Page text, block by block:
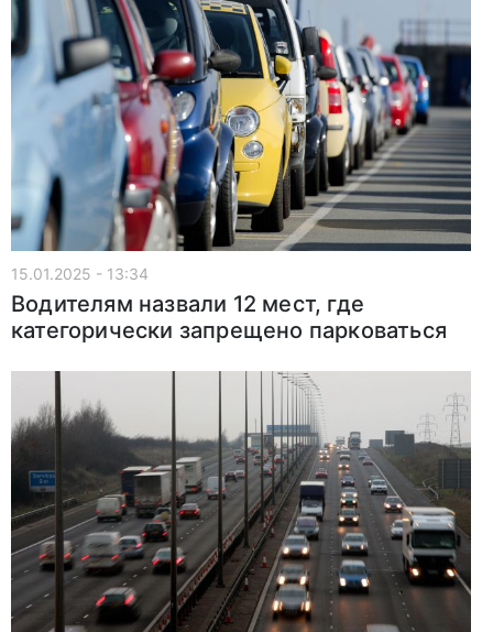
15.01.2025 - 13:34
Водителям назвали 12 мест, где
категорически запрещено парковаться